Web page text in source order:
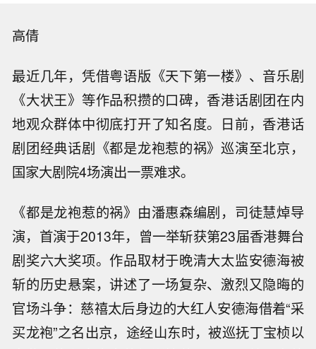
高倩
最近几年，凭借粤语版《天下第一楼》、音乐剧
《大状王》等作品积攒的口碑，香港话剧团在内
地观众群体中彻底打开了知名度。日前，香港话
剧团经典话剧《都是龙袍惹的祸》巡演至北京，
国家大剧院4场演出一票难求。
《都是龙袍惹的祸》由潘惠森编剧，司徒慧焯导
演，首演于2013年，曾一举斩获第23届香港舞台
剧奖六大奖项。作品取材于晚清大太监安德海被
斩的历史悬案，讲述了一场复杂、激烈又隐晦的
官场斗争：慈禧太后身边的大红人安德海借着“采
买龙袍”之名出京，途经山东时，被巡抚丁宝桢以